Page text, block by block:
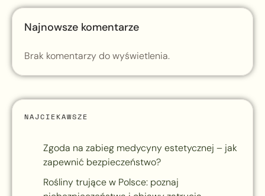
Najnowsze komentarze
Brak komentarzy do wyświetlenia.
NAJCIEKAWSZE
Zgoda na zabieg medycyny estetycznej – jak
zapewnić bezpieczeństwo?
Rośliny trujące w Polsce: poznaj